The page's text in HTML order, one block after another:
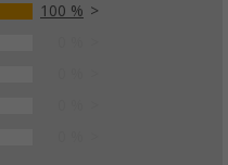
100 %